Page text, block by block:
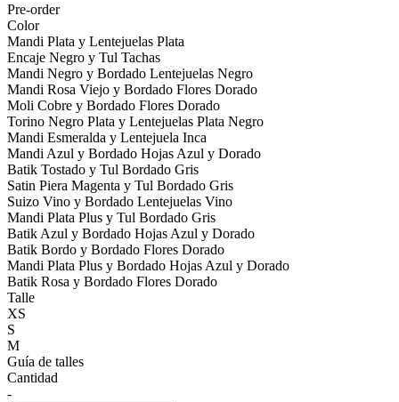
Pre-order
Color
Mandi Plata y Lentejuelas Plata
Encaje Negro y Tul Tachas
Mandi Negro y Bordado Lentejuelas Negro
Mandi Rosa Viejo y Bordado Flores Dorado
Moli Cobre y Bordado Flores Dorado
Torino Negro Plata y Lentejuelas Plata Negro
Mandi Esmeralda y Lentejuela Inca
Mandi Azul y Bordado Hojas Azul y Dorado
Batik Tostado y Tul Bordado Gris
Satin Piera Magenta y Tul Bordado Gris
Suizo Vino y Bordado Lentejuelas Vino
Mandi Plata Plus y Tul Bordado Gris
Batik Azul y Bordado Hojas Azul y Dorado
Batik Bordo y Bordado Flores Dorado
Mandi Plata Plus y Bordado Hojas Azul y Dorado
Batik Rosa y Bordado Flores Dorado
Talle
XS
S
M
Guía de talles
Cantidad
-